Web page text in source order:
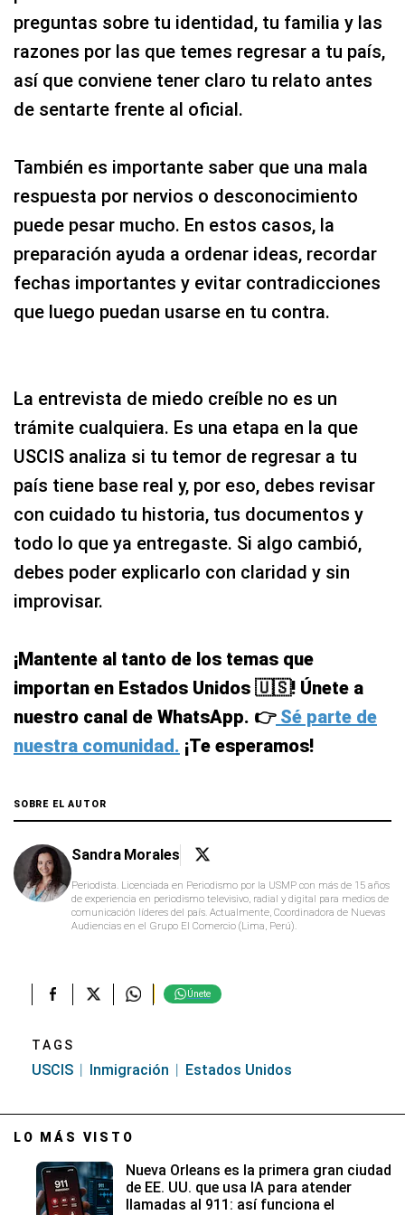
preguntas sobre tu identidad, tu familia y las
razones por las que temes regresar a tu país,
así que conviene tener claro tu relato antes
de sentarte frente al oficial.
También es importante saber que una mala
respuesta por nervios o desconocimiento
puede pesar mucho. En estos casos, la
preparación ayuda a ordenar ideas, recordar
fechas importantes y evitar contradicciones
que luego puedan usarse en tu contra.
La entrevista de miedo creíble no es un
trámite cualquiera. Es una etapa en la que
USCIS analiza si tu temor de regresar a tu
país tiene base real y, por eso, debes revisar
con cuidado tu historia, tus documentos y
todo lo que ya entregaste. Si algo cambió,
debes poder explicarlo con claridad y sin
improvisar.
¡Mantente al tanto de los temas que
importan en Estados Unidos 🇺🇸! Únete a
nuestro canal de WhatsApp. 👉Sé parte de
nuestra comunidad. ¡Te esperamos!
SOBRE EL AUTOR
Sandra Morales
Periodista. Licenciada en Periodismo por la USMP con más de 15 años
de experiencia en periodismo televisivo, radial y digital para medios de
comunicación líderes del país. Actualmente, Coordinadora de Nuevas
Audiencias en el Grupo El Comercio (Lima, Perú).
Únete
TAGS
USCIS Inmigración Estados Unidos
LO MÁS VISTO
Nueva Orleans es la primera gran ciudad
de EE. UU. que usa IA para atender
llamadas al 911: así funciona el